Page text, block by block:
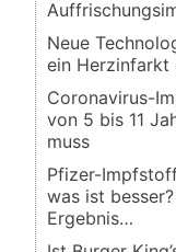
Neue
ein Herzinfarkt
Coronavirus-
von 5 bis 11
muss
Pfizer-
was ist
Ergebnis…